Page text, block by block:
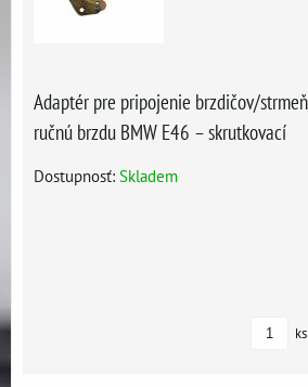
Adaptér pre pripojenie brzdičov/
ručnú brzdu BMW E46 – skrutkovací
Dostupnosť: Skladem
ks